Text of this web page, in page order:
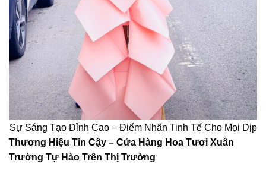
Sự Sáng Tạo Đỉnh Cao – Điểm Nhấn Tinh Tế Cho Mọi Dịp
Thương Hiệu Tin Cậy – Cửa Hàng Hoa Tươi Xuân
Trường Tự Hào Trên Thị Trường